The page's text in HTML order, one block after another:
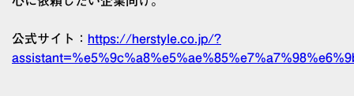
公式サイト： https://herstyle.co.jp/?